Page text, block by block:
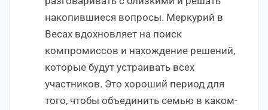
накопившиеся вопросы. Меркурий в
Весах вдохновляет на поиск
компромиссов и нахождение решений,
которые будут устраивать всех
участников. Это хороший период для
того, чтобы объединить семью в каком-